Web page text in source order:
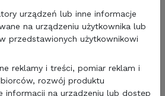
domkach mobilnych, łodziach i
urządzeń lub inne informacje
na urządzeniu użytkownika lub
przedstawionych użytkownikowi
reklamy i treści, pomiar reklam i
rozwój produktu
informacji na urządzeniu lub dostęp